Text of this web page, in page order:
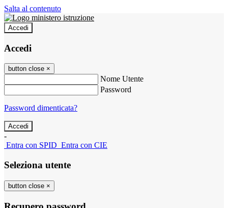
Salta al contenuto
Accedi
Accedi
button close ×
Nome Utente
Password
Password dimenticata?
-
Entra con SPID Entra con CIE
Seleziona utente
button close ×